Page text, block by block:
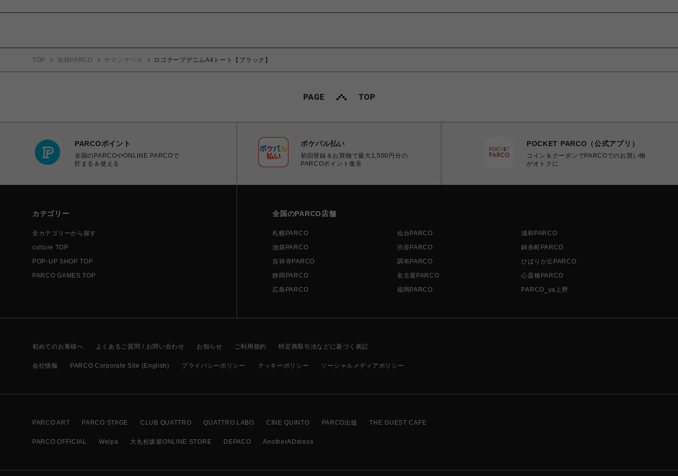
TOP 池袋PARCO サマンサベガ ロゴテープデニムA4トート【ブラック】
PARCOポイント
全国のPARCOやONLINE PARCOで
貯まる＆使える
ポケパル払い
初回登録＆お買物で最大1,500円分の
PARCOポイント進呈
POCKET PARCO（公式アプリ）
コイン＆クーポンでPARCOでのお買い物
がオトクに
カテゴリー
全カテゴリーから探す
culture TOP
POP-UP SHOP TOP
PARCO GAMES TOP
全国のPARCO店舗
札幌PARCO 仙台PARCO
浦和PARCO
池袋PARCO
渋谷PARCO
錦糸町PARCO
吉祥寺PARCO
調布PARCO
ひばりが丘PARCO
静岡PARCO
名古屋PARCO
心斎橋PARCO
広島PARCO
福岡PARCO PARCO_ya上野
初めてのお客様へ よくあるご質問 / お問い合わせ お知らせ ご利用規約 特定商取引法などに基づく表記
会社情報 PARCO Corporate Site (English) プライバシーポリシー クッキーポリシー ソーシャルメディアポリシー
PARCO ART PARCO STAGE CLUB QUATTRO QUATTRO LABO CINE QUINTO PARCO出版 THE GUEST CAFE
PARCO OFFICIAL Welpa 大丸松坂屋ONLINE STORE DEPACO AnotherADdress